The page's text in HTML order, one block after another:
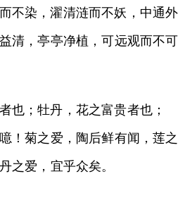
不染，濯清涟而不妖，中通外
清，亭亭净植，可远观而不可
也；牡丹，花之富贵者也；
！菊之爱，陶后鲜有闻，莲之
之爱，宜乎众矣。